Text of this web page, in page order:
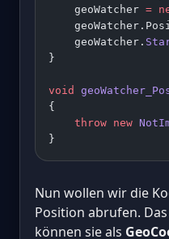
    geoWatcher
=
    geoWatcher.
}
void
{
    throw
new
}
Nun wollen wir die
Position abrufen.
können sie als